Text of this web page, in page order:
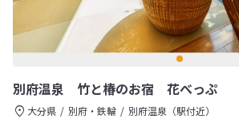
別府温泉 竹と椿のお宿 花べっぷ
大分県 別府・鉄輪
別府温泉（駅付近）